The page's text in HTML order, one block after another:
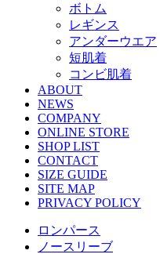
ボトム
レギンス
アンダーウエア
短肌着
コンビ肌着
ABOUT
NEWS
COMPANY
ONLINE STORE
SHOP LIST
CONTACT
SIZE GUIDE
SITE MAP
PRIVACY POLICY
ロンパース
ノースリーブ